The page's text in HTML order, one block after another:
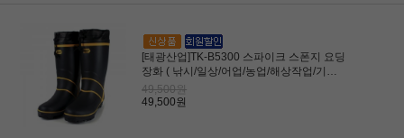
[태광산업]TK-B5300 스파이크 스폰지 요딩
장화 ( 낚시/일상/어업/농업/해상작업/기타
다용도 )
49,500원
49,500원